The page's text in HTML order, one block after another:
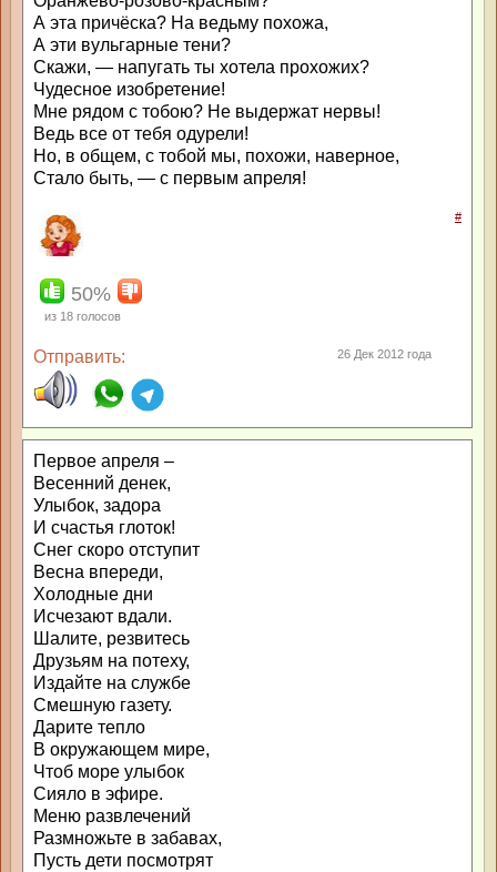
А эта причёска? На ведьму похожа,
А эти вульгарные тени?
Скажи, — напугать ты хотела прохожих?
Чудесное изобретение!
Мне рядом с тобою? Не выдержат нервы!
Ведь все от тебя одурели!
Но, в общем, с тобой мы, похожи, наверное,
Стало быть, — с первым апреля!
#
50%
из 18 голосов
Отправить: 26 Дек 2012 года
Первое апреля –
Весенний денек,
Улыбок, задора
И счастья глоток!
Снег скоро отступит
Весна впереди,
Холодные дни
Исчезают вдали.
Шалите, резвитесь
Друзьям на потеху,
Издайте на службе
Смешную газету.
Дарите тепло
В окружающем мире,
Чтоб море улыбок
Сияло в эфире.
Меню развлечений
Размножьте в забавах,
Пусть дети посмотрят